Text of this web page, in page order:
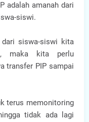
adalah amanah dari
siswi.
dari siswa-siswi kita
maka kita perlu
transfer PIP sampai
terus memonitoring
tidak ada lagi